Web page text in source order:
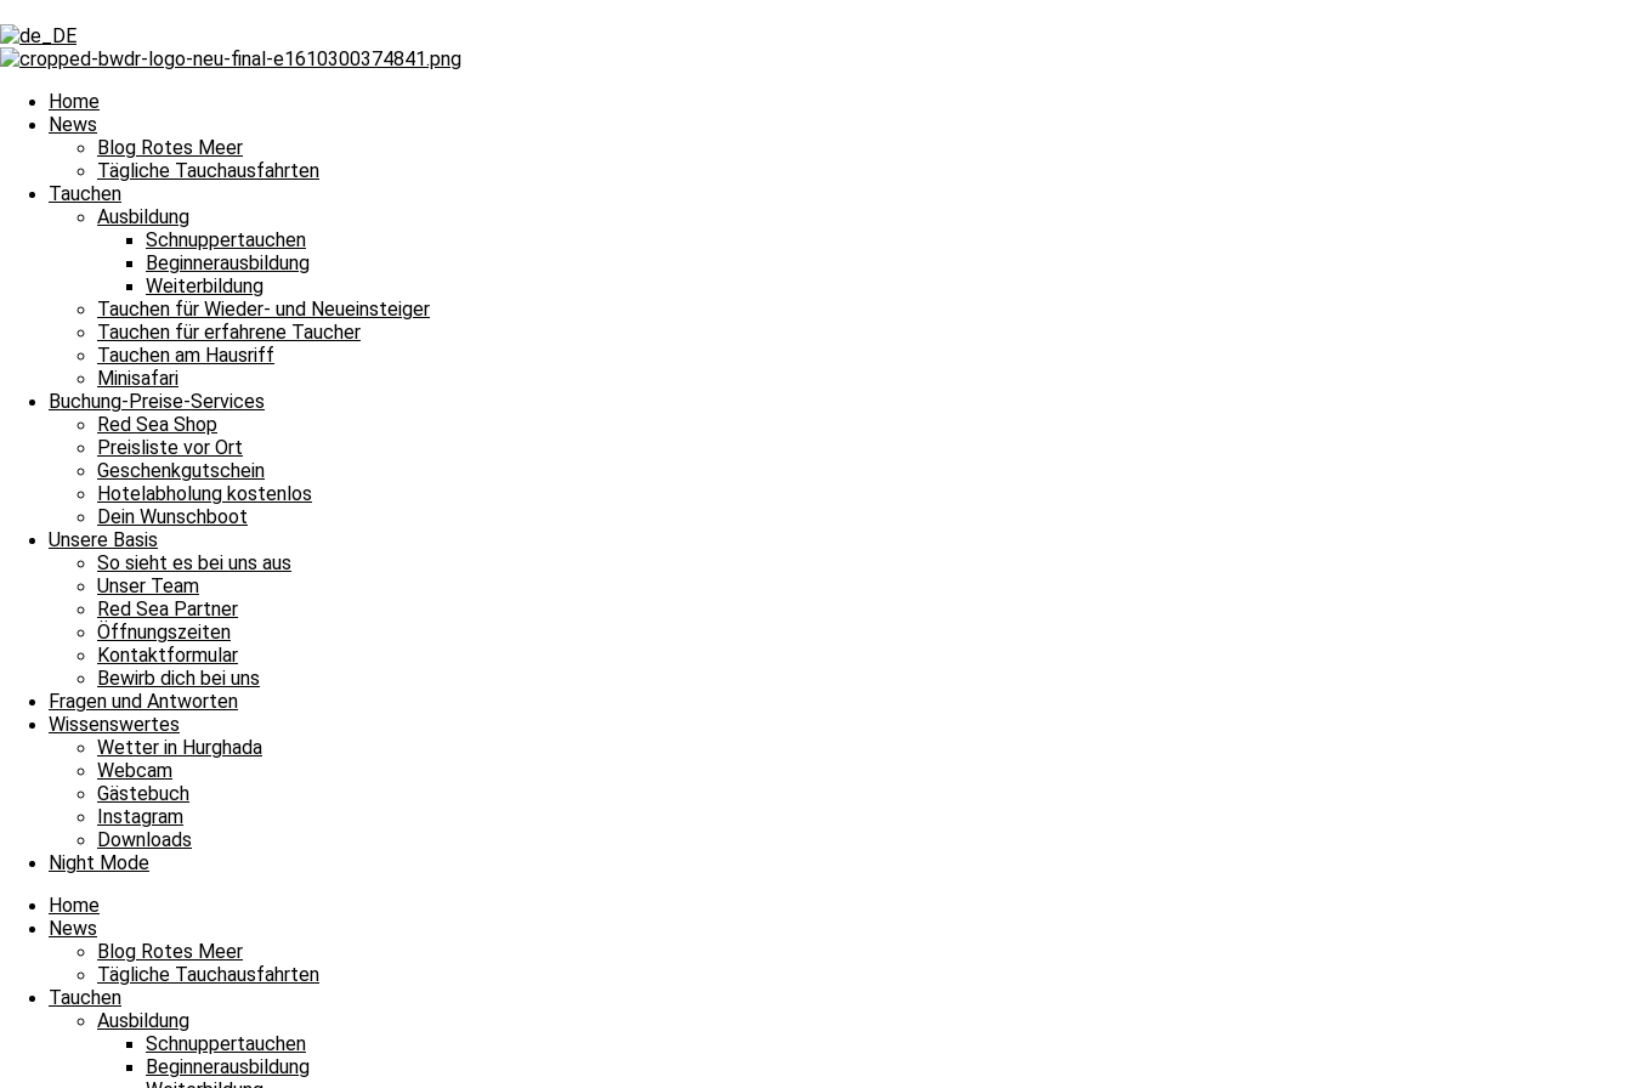
Home
News
Blog Rotes Meer
Tägliche Tauchausfahrten
Tauchen
Ausbildung
Schnuppertauchen
Beginnerausbildung
Weiterbildung
Tauchen für Wieder- und Neueinsteiger
Tauchen für erfahrene Taucher
Tauchen am Hausriff
Minisafari
Buchung-Preise-Services
Red Sea Shop
Preisliste vor Ort
Geschenkgutschein
Hotelabholung kostenlos
Dein Wunschboot
Unsere Basis
So sieht es bei uns aus
Unser Team
Red Sea Partner
Öffnungszeiten
Kontaktformular
Bewirb dich bei uns
Fragen und Antworten
Wissenswertes
Wetter in Hurghada
Webcam
Gästebuch
Instagram
Downloads
Night Mode
Home
News
Blog Rotes Meer
Tägliche Tauchausfahrten
Tauchen
Ausbildung
Schnuppertauchen
Beginnerausbildung
Schlagwort: J&M
Schlagwort: J&M
Schlagwort: J&M
Tägliche Tauchausfahrten
Eine Rotmeer-Sternschnecke am Sonntag
Eine Rotmeer-Sternschnecke am Sonntag und damit heißt es Leinen los für unsere täglichen Tauchausfahrten im Mai 2024! Unsere Tauchguides berichten an dieser
Weiterlesen »
26. Mai 2024Keine Kommentare
Impressum
Datenschutz
Kontakt
Stellenangebote / Jobsuche
Red Sea Partner
Red Sea Shop
News
Unsere Basis
Tauchen
Fragen und Antworten
Envelope Facebook Youtube
Blue Water Dive Resort
Arabella/Arabia Azur Resorts
0000 Hurghada / Red Sea / Egypt
Tel: +20 122 312 6307